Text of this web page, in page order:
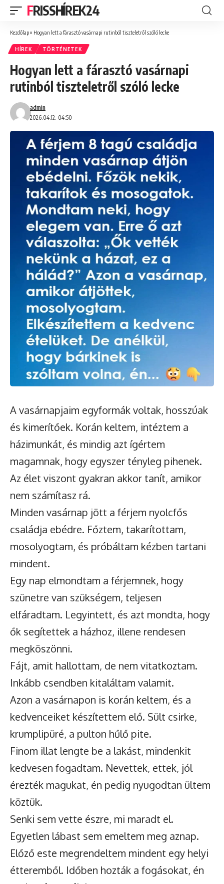
FRISSHÍREK24
Kezdőlap» Hogyan lett a fárasztó vasárnapi rutinból tiszteletről szóló lecke
HÍREK TÖRTÉNETEK
Hogyan lett a fárasztó vasárnapi
rutinból tiszteletről szóló lecke
2026.04.12. 04:50
admin
A vasárnapjaim egyformák voltak, hosszúak
és kimerítőek. Korán keltem, intéztem a
házimunkát, és mindig azt ígértem
magamnak, hogy egyszer tényleg pihenek.
Az élet viszont gyakran akkor tanít, amikor
nem számítasz rá.
Minden vasárnap jött a férjem nyolcfős
családja ebédre. Főztem, takarítottam,
mosolyogtam, és próbáltam kézben tartani
mindent.
Egy nap elmondtam a férjemnek, hogy
szünetre van szükségem, teljesen
elfáradtam. Legyintett, és azt mondta, hogy
ők segítettek a házhoz, illene rendesen
megköszönni.
Fájt, amit hallottam, de nem vitatkoztam.
Inkább csendben kitaláltam valamit.
Azon a vasárnapon is korán keltem, és a
kedvenceiket készítettem elő. Sült csirke,
krumplipüré, a pulton hűlő pite.
Finom illat lengte be a lakást, mindenkit
kedvesen fogadtam. Nevettek, ettek, jól
érezték magukat, én pedig nyugodtan ültem
köztük.
Senki sem vette észre, mi maradt el.
Egyetlen lábast sem emeltem meg aznap.
Előző este megrendeltem mindent egy helyi
étteremből. Időben hozták a fogásokat, én